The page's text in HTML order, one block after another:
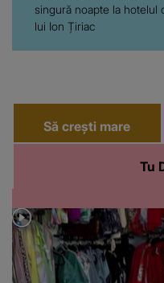
singură noapte la hotelul
lui Ion Țiriac
Să crești mare
Tu